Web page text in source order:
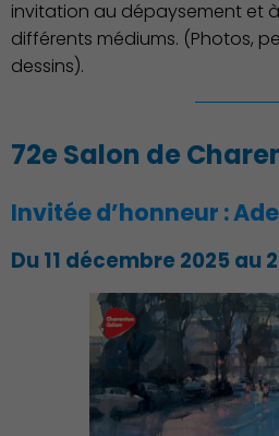
invitation au dépaysement et
différents médiums. (Photos,
dessins).
72e Salon de
Invitée d’honneur :
Du 11 décembre 2025 au